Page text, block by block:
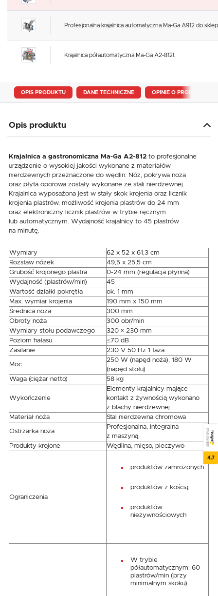
Profesjonalna krajalnica automatyczna Ma-Ga A912 do
Krajalnica półautomatyczna Ma-Ga A2-812t
OPIS PRODUKTU DANE TECHNICZNE OPINIE O PRODUKCIE
Opis produktu
Krajalnica a gastronomiczna Ma-Ga A2-812 to profesjonalne
urządzenie o wysokiej jakości wykonane z materiałów
nierdzewnych przeznaczone do wędlin. Nóż, pokrywa noża
oraz płyta oporowa zostały wykonane ze stali nierdzewnej.
Krajalnica wyposażona jest w stały skok krojenia oraz licznik
krojenia plastrów, możliwość krojenia plastrów do 24 mm
oraz elektroniczny licznik plastrów w trybie ręcznym
lub automatycznym. Wydajność krajalnicy to 45 plastrów
na minutę.
Wymiary
62 x 52 x 61,3 cm
Rozstaw nóżek
49,5 x 25,5 cm
Grubość krojonego plastra
0-24 mm (regulacja płynna)
Wydajność (plastrów/min)
45
Wartość działki pokrętła
ok. 1 mm
Max. wymiar krojenia
190 mm x 150 mm
Średnica noża
300 mm
Obroty noża
300 obr/min
Wymiary stołu podawczego
320 × 230 mm
Poziom hałasu
≤70 dB
Zasilanie
230 V 50 Hz 1 faza
Moc
250 W (napęd noża), 180 W
(napęd stołu)
Waga (ciężar netto)
58 kg
Wykończenie
Elementy krajalnicy mające
kontakt z żywnością wykonano
z blachy nierdzewnej
Materiał noża
Stal nierdzewna chromowa
Ostrzarka noża
Profesjonalna, integralna
z maszyną.
Produkty krojone
Wędlina, mięso, pieczywo
Ograniczenia
produktów zamrożonych
produktów z kością
produktów
nieżywnościowych
W trybie
półautomatycznym: 60
plastrów/min (przy
minimalnym skoku).
SEE REVIEWS
4.7